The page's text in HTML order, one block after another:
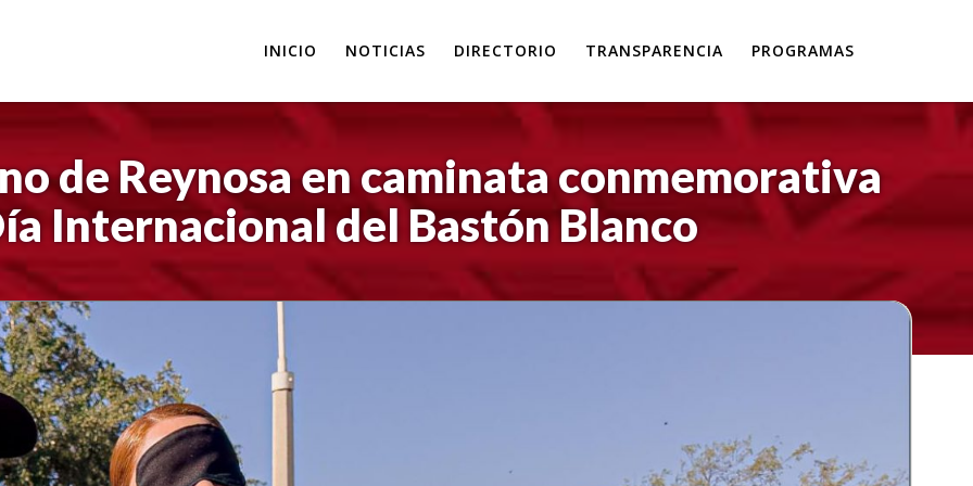
INICIO NOTICIAS DIRECTORIO TRANSPARENCIA PROGRAMAS
de Reynosa en caminata conmemorativa
Internacional del Bastón Blanco